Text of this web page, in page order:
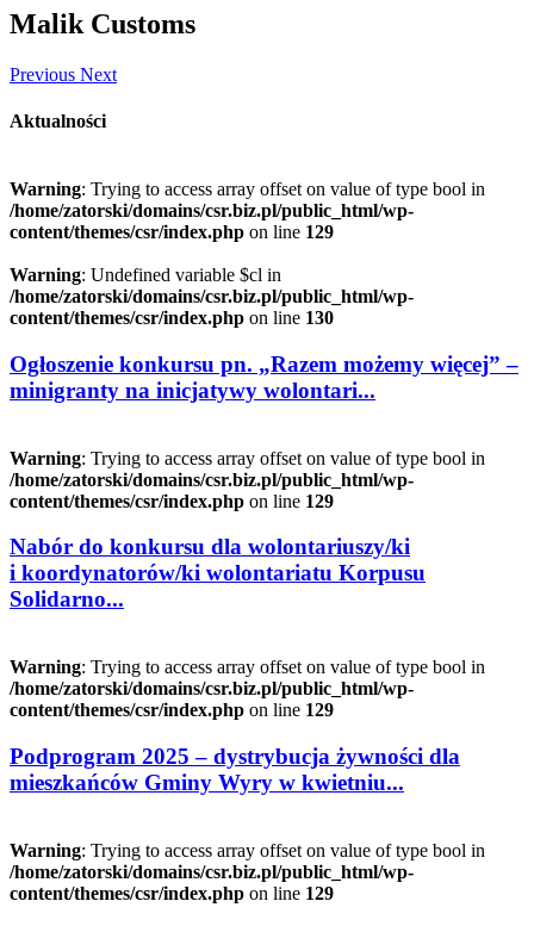
Malik Customs
Previous Next
Aktualności
Warning: Trying to access array offset on value of type bool in
/home/zatorski/domains/csr.biz.pl/public_html/wp-
content/themes/csr/index.php on line 129
Warning: Undefined variable $cl in
/home/zatorski/domains/csr.biz.pl/public_html/wp-
content/themes/csr/index.php on line 130
Ogłoszenie konkursu pn. „Razem możemy więcej” –
minigranty na inicjatywy wolontari...
Warning: Trying to access array offset on value of type bool in
/home/zatorski/domains/csr.biz.pl/public_html/wp-
content/themes/csr/index.php on line 129
Nabór do konkursu dla wolontariuszy/ki
i koordynatorów/ki wolontariatu Korpusu
Solidarno...
Warning: Trying to access array offset on value of type bool in
/home/zatorski/domains/csr.biz.pl/public_html/wp-
content/themes/csr/index.php on line 129
Podprogram 2025 – dystrybucja żywności dla
mieszkańców Gminy Wyry w kwietniu...
Warning: Trying to access array offset on value of type bool in
/home/zatorski/domains/csr.biz.pl/public_html/wp-
content/themes/csr/index.php on line 129